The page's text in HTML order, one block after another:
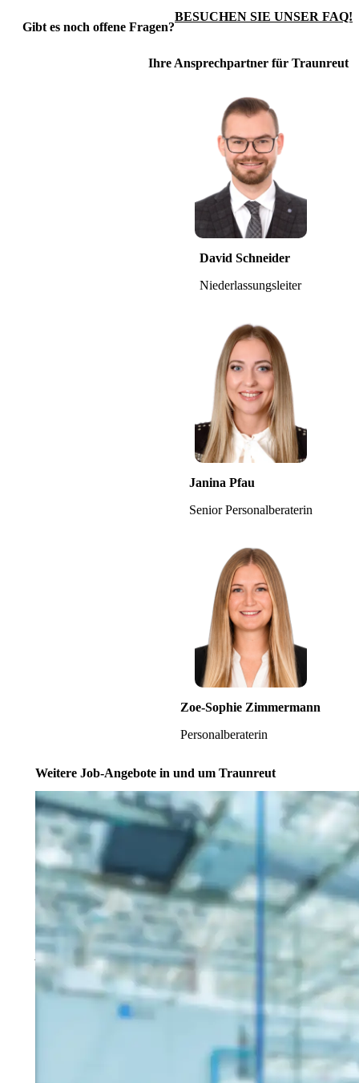
Gibt es noch offene Fragen?
BESUCHEN SIE UNSER FAQ!
Ihre Ansprechpartner für Traunreut
David Schneider
Niederlassungsleiter
Janina Pfau
Senior Personalberaterin
Zoe-Sophie Zimmermann
Personalberaterin
Weitere Job-Angebote in und um Traunreut
Montagemitarbeiter (m/w/d)
20-22
83301 Traunreut
Schnellbewerbung